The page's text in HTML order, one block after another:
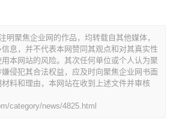
明聚焦企业网的作品，均转载自其他媒体，
息，并不代表本网赞同其观点和对其真实性
本网站的风险。其次任何单位或个人认为聚
侵犯其合法权益，应及时向聚焦企业网书面
料和理由，本网站在收到上述文件并审核
category/news/4825.html